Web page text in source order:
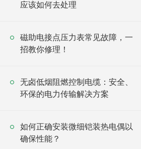
应该如何去处理
磁助电接点压力表常见故障，一
招教你修理！
无卤低烟阻燃控制电缆：安全、
环保的电力传输解决方案
如何正确安装微细铠装热电偶以
确保性能？